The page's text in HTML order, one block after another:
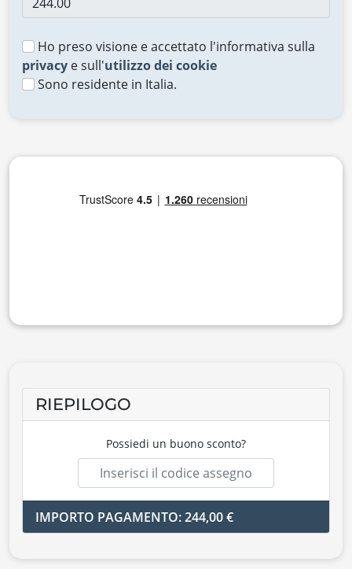
Ho preso visione e accettato l'informativa sulla
privacy e sull'utilizzo dei cookie
Sono residente in Italia.
RIEPILOGO
Possiedi un buono sconto?
IMPORTO PAGAMENTO: 244,00 €